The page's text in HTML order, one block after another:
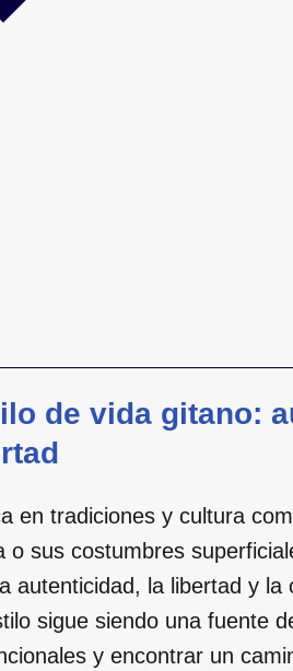
de vida gitano:
en tradiciones y cultura
sus costumbres
autenticidad, la libertad y la
sigue siendo una fuente
y encontrar un